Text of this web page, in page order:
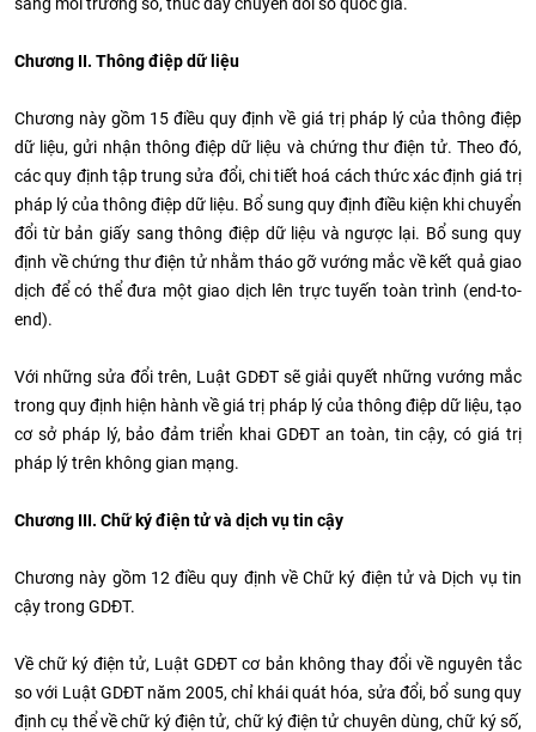
Chương II. Thông điệp dữ liệu
Chương này gồm 15 điều quy định về giá trị pháp lý của thông điệp
dữ liệu, gửi nhận thông điệp dữ liệu và chứng thư điện tử. Theo đó,
các quy định tập trung sửa đổi, chi tiết hoá cách thức xác định giá trị
pháp lý của thông điệp dữ liệu. Bổ sung quy định điều kiện khi chuyển
đổi từ bản giấy sang thông điệp dữ liệu và ngược lại. Bổ sung quy
định về chứng thư điện tử nhằm tháo gỡ vướng mắc về kết quả giao
dịch để có thể đưa một giao dịch lên trực tuyến toàn trình (end-to-
end).
Với những sửa đổi trên, Luật GDĐT sẽ giải quyết những vướng mắc
trong quy định hiện hành về giá trị pháp lý của thông điệp dữ liệu, tạo
cơ sở pháp lý, bảo đảm triển khai GDĐT an toàn, tin cậy, có giá trị
pháp lý trên không gian mạng.
Chương III. Chữ ký điện tử và dịch vụ tin cậy
Chương này gồm 12 điều quy định về Chữ ký điện tử và Dịch vụ tin
cậy trong GDĐT.
Về chữ ký điện tử, Luật GDĐT cơ bản không thay đổi về nguyên tắc
so với Luật GDĐT năm 2005, chỉ khái quát hóa, sửa đổi, bổ sung quy
định cụ thể về chữ ký điện tử, chữ ký điện tử chuyên dùng, chữ ký số,